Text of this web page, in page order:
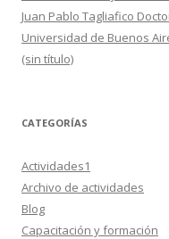
Juan Pablo Tagliafico
Universidad de Buenos
(sin título)
CATEGORÍAS
Actividades1
Archivo de actividades
Blog
Capacitación y formación